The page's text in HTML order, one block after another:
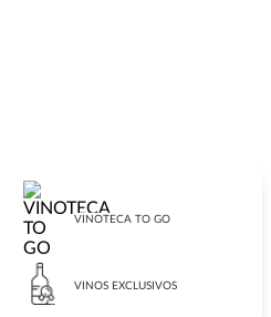
VINOTECA TO GO
VINOS EXCLUSIVOS